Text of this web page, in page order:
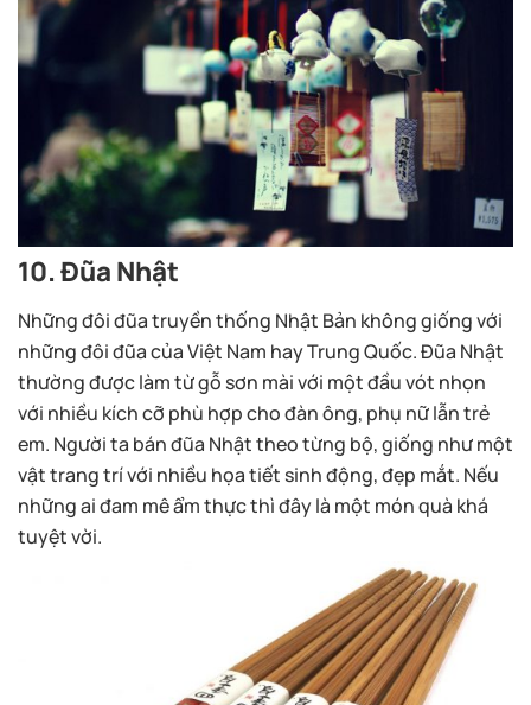
10. Đũa Nhật
Những đôi đũa truyền thống Nhật Bản không giống với
những đôi đũa của Việt Nam hay Trung Quốc. Đũa Nhật
thường được làm từ gỗ sơn mài với một đầu vót nhọn
với nhiều kích cỡ phù hợp cho đàn ông, phụ nữ lẫn trẻ
em. Người ta bán đũa Nhật theo từng bộ, giống như một
vật trang trí với nhiều họa tiết sinh động, đẹp mắt. Nếu
những ai đam mê ẩm thực thì đây là một món quà khá
tuyệt vời.